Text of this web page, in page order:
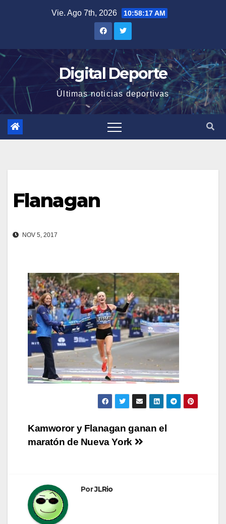
Vie. Ago 7th, 2026 10:58:17 AM
Digital Deporte
Últimas noticias deportivas
Flanagan
NOV 5, 2017
Navegación
Kamworor y Flanagan ganan el
maratón de Nueva York
PorJLRio